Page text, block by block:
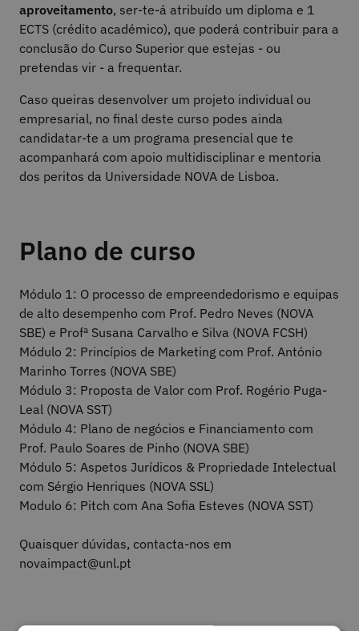
aproveitamento, ser-te-á atribuído um diploma e 1
ECTS (crédito académico), que poderá contribuir para a
conclusão do Curso Superior que estejas - ou
pretendas vir - a frequentar.
Caso queiras desenvolver um projeto individual ou
empresarial, no final deste curso podes ainda
candidatar-te a um programa presencial que te
acompanhará com apoio multidisciplinar e mentoria
dos peritos da Universidade NOVA de Lisboa.
Plano de curso
Módulo 1: O processo de empreendedorismo e equipas
de alto desempenho com Prof. Pedro Neves (NOVA
SBE) e Profª Susana Carvalho e Silva (NOVA FCSH)
Módulo 2: Princípios de Marketing com Prof. António
Marinho Torres (NOVA SBE)
Módulo 3: Proposta de Valor com Prof. Rogério Puga-
Leal (NOVA SST)
Módulo 4: Plano de negócios e Financiamento com
Prof. Paulo Soares de Pinho (NOVA SBE)
Módulo 5: Aspetos Jurídicos & Propriedade Intelectual
com Sérgio Henriques (NOVA SSL)
Modulo 6: Pitch com Ana Sofia Esteves (NOVA SST)
Quaisquer dúvidas, contacta-nos em
novaimpact@unl.pt